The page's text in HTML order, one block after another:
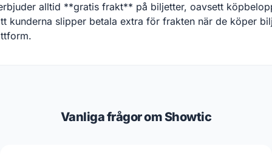
alltid **gratis frakt** på biljetter, oavsett
kunderna slipper betala extra för frakten när de köper
Vanliga frågor om Showtic